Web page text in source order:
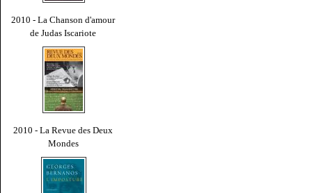
2010 - La Chanson d'amour
de Judas Iscariote
2010 - La Revue des Deux
Mondes